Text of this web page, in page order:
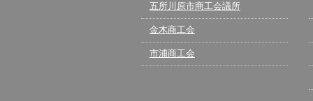
五所川原市商工会議所
金木商工会
市浦商工会